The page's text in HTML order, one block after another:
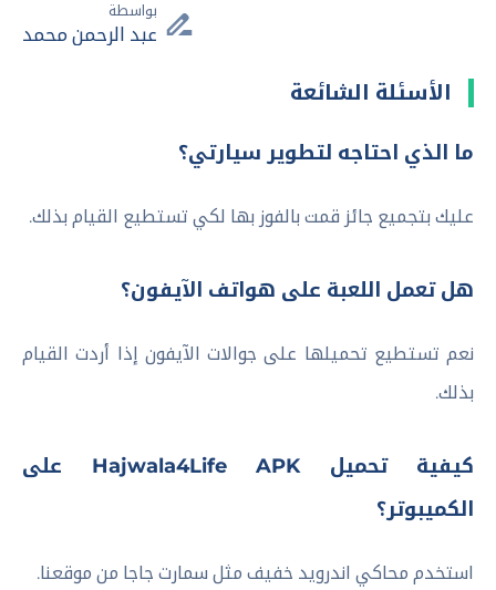
بواسطة
عبد الرحمن محمد
الأسئلة الشائعة
ما الذي احتاجه لتطوير سيارتي؟
عليك بتجميع جائز قمت بالفوز بها لكي تستطيع القيام بذلك.
هل تعمل اللعبة على هواتف الآيفون؟
نعم تستطيع تحميلها على جوالات الآيفون إذا أردت القيام
بذلك.
كيفية تحميل Hajwala4Life APK على
الكميبوتر؟
استخدم محاكي اندرويد خفيف مثل سمارت جاجا من موقعنا.